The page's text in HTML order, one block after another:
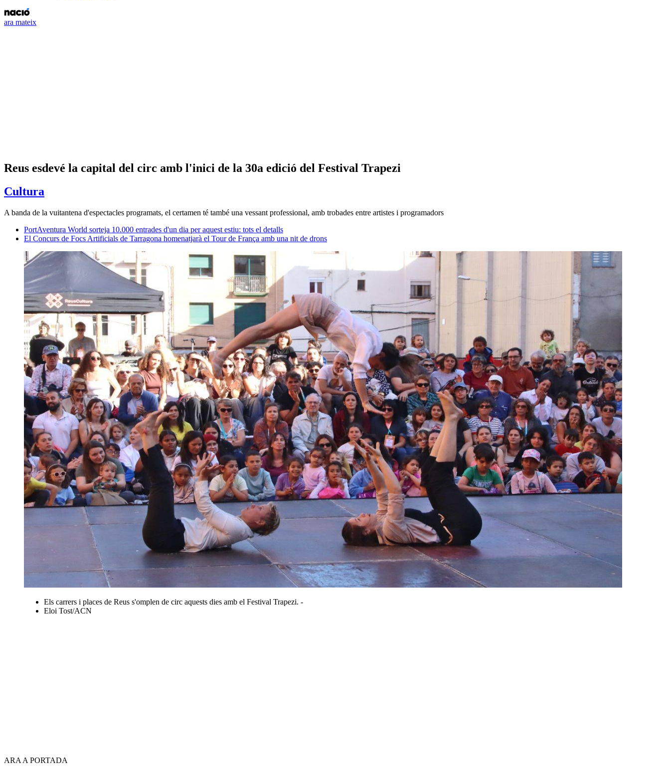
ara mateix
Reus esdevé la capital del circ amb l'inici de la 30a edició del Festival Trapezi
Cultura
A banda de la vuitantena d'espectacles programats, el certamen té també una vessant professional, amb trobades entre artistes i programadors
PortAventura World sorteja 10.000 entrades d'un dia per aquest estiu: tots el detalls
El Concurs de Focs Artificials de Tarragona homenatjarà el Tour de França amb una nit de drons
Els carrers i places de Reus s'omplen de circ aquests dies amb el Festival Trapezi. -
Eloi Tost/ACN
ARA A PORTADA